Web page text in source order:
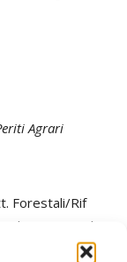
Agrari
Forestali/Rif
continua dei
con